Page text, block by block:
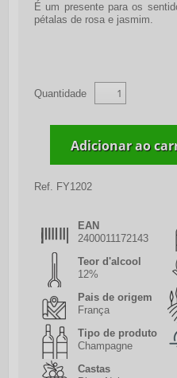
É um presente para os
pétalas de rosa e jasmim.
Quantidade
Ref. FY1202
EAN
2400011172143
Teor d'alcool
12%
Pais de origem
França
Tipo de produto
Champagne
Castas